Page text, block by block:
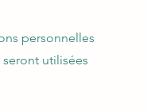
personnelles
utilisées